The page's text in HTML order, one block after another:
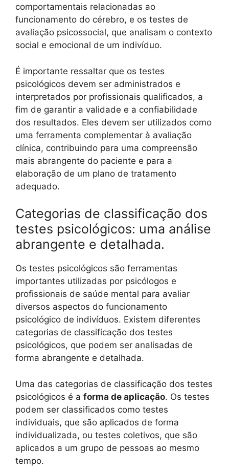
comportamentais relacionadas ao
funcionamento do cérebro, e os testes de
avaliação psicossocial, que analisam o contexto
social e emocional de um indivíduo.
É importante ressaltar que os testes
psicológicos devem ser administrados e
interpretados por profissionais qualificados, a
fim de garantir a validade e a confiabilidade
dos resultados. Eles devem ser utilizados como
uma ferramenta complementar à avaliação
clínica, contribuindo para uma compreensão
mais abrangente do paciente e para a
elaboração de um plano de tratamento
adequado.
Categorias de classificação dos
testes psicológicos: uma análise
abrangente e detalhada.
Os testes psicológicos são ferramentas
importantes utilizadas por psicólogos e
profissionais de saúde mental para avaliar
diversos aspectos do funcionamento
psicológico de indivíduos. Existem diferentes
categorias de classificação dos testes
psicológicos, que podem ser analisadas de
forma abrangente e detalhada.
Uma das categorias de classificação dos testes
psicológicos é a forma de aplicação. Os testes
podem ser classificados como testes
individuais, que são aplicados de forma
individualizada, ou testes coletivos, que são
aplicados a um grupo de pessoas ao mesmo
tempo.